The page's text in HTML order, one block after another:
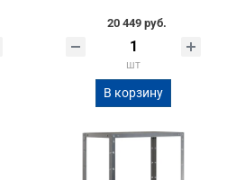
20 449 руб.
шт
В корзину